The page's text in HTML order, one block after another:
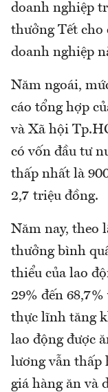
doanh nghiệp
thưởng Tết cho
doanh nghiệp
Năm ngoái,
cáo tổng hợp
và Xã hội
có vốn đầu tư
thấp nhất là
2,7 triệu đồng.
Năm nay, theo
thưởng bình
thiểu của lao
29% đến 68,7%
thực lĩnh tăng
lao động được
lương vẫn thấp
giá hàng ăn và